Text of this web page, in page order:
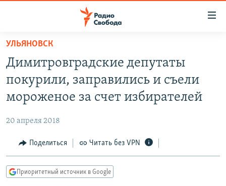
упрощенного
доступа
основному
Вернутся
Вернутся
ПОДКАСТЫ
АВТОРСКИЕ ПРОЕКТЫ
МНЕНИЯ
КУЛЬТУРА
КАВКАЗ.РЕАЛИИ
УЛЬЯНОВСК
Димитровградские депутаты
покурили, заправились и съели
мороженое за счет избирателей
20 апреля 2018
Поделиться Читать без VPN
Приоритетный источник в Google